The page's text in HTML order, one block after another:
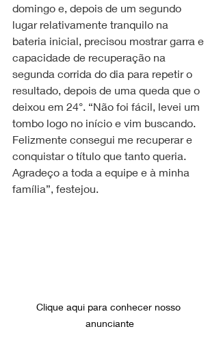
domingo e, depois de um segundo
lugar relativamente tranquilo na
bateria inicial, precisou mostrar garra e
capacidade de recuperação na
segunda corrida do dia para repetir o
resultado, depois de uma queda que o
deixou em 24°. “Não foi fácil, levei um
tombo logo no início e vim buscando.
Felizmente consegui me recuperar e
conquistar o título que tanto queria.
Agradeço a toda a equipe e à minha
família”, festejou.
Clique aqui para conhecer nosso
anunciante